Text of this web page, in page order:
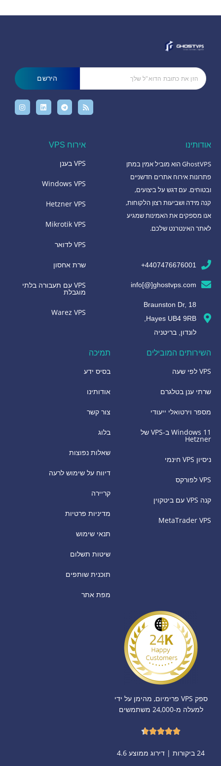
הירשם
אודותינו
GhostVPS הוא מוביל אמין במתן
פתרונות אירוח אתרים חדשניים
ובטוחים. עם דגש על ביצועים,
קנה מידה ושביעות רצון הלקוחות,
אנו מספקים את האמינות שמגיע
לאתר האינטרנט שלכם.
4407476676001+
info[@]ghostvps.com
18 Braunston Dr,
לונדון, בריטניה
אירוח VPS
VPS בענן
Windows VPS
Hetzner VPS
Mikrotik VPS
VPS לדואר
שרת אחסון
VPS עם תעבורה בלתי
מוגבלת
Warez VPS
השירותים המובילים
VPS לפי שעה
שרתי ענן בטלגרם
מספר וירטואלי ייעודי
Windows 11 ב-VPS של
Hetzner
ניסיון VPS חינמי
VPS לפורקס
קנה VPS עם ביטקוין
MetaTrader VPS
תמיכה
בסיס ידע
אודותינו
צור קשר
בלוג
שאלות נפוצות
דיווח על שימוש לרעה
קריירה
מדיניות פרטיות
תנאי שימוש
שיטות תשלום
תוכנית שותפים
מפת אתר
ספק VPS פרימיום, מהימן על ידי
למעלה מ‑24,000 משתמשים
24 ביקורות | דירוג ממוצע 4.6